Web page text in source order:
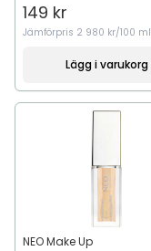
149 kr
Jämförpris 2 980 kr/100 ml
Lägg i varukorg
NEO Make Up